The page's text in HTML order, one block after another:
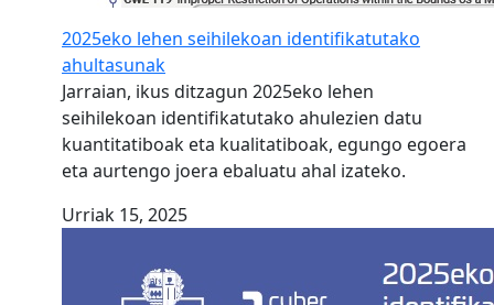
2025eko lehen seihilekoan identifikatutako
ahultasunak
Jarraian, ikus ditzagun 2025eko lehen
seihilekoan identifikatutako ahulezien datu
kuantitatiboak eta kualitatiboak, egungo egoera
eta aurtengo joera ebaluatu ahal izateko.
Urriak 15, 2025